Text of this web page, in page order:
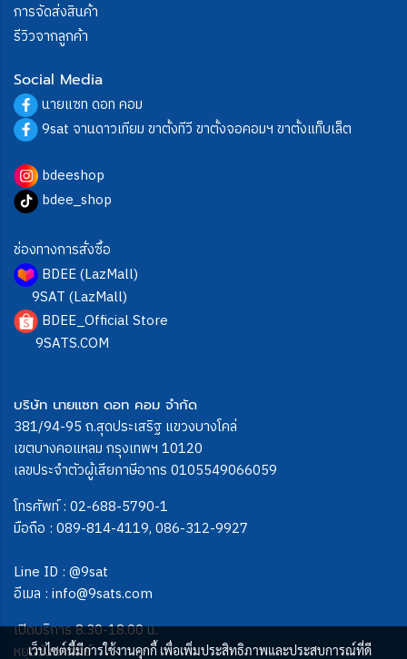
การจัดส่งสินค้า
รีวิวจากลูกค้า
Social Media
นายแซท ดอท คอม
9sat จานดาวเทียม ขาตั้งทีวี ขาตั้งจอคอมฯ ขาตั้งแท็บเล็ต
bdeeshop
bdee_shop
ช่องทางการสั่งซื้อ
BDEE (LazMall)
9SAT (LazMall)
BDEE_Official Store
9SATS.COM
บริษัท นายแซท ดอท คอม จำกัด
381/94-95 ถ.สุดประเสริฐ แขวงบางโคล่
เขตบางคอแหลม กรุงเทพฯ 10120
เลขประจำตัวผู้เสียภาษีอากร 0105549066059
โทรศัพท์ : 02-688-5790-1
มือถือ : 089-814-4119, 086-312-9927
Line ID : @9sat
อีเมล : info@9sats.com
เปิดบริการ 8.30-18.00 น.
หยุดวันอาทิตย์
เว็บไซต์นี้มีการใช้งานคุกกี้ เพื่อเพิ่มประสิทธิภาพและประสบการณ์ที่ดี